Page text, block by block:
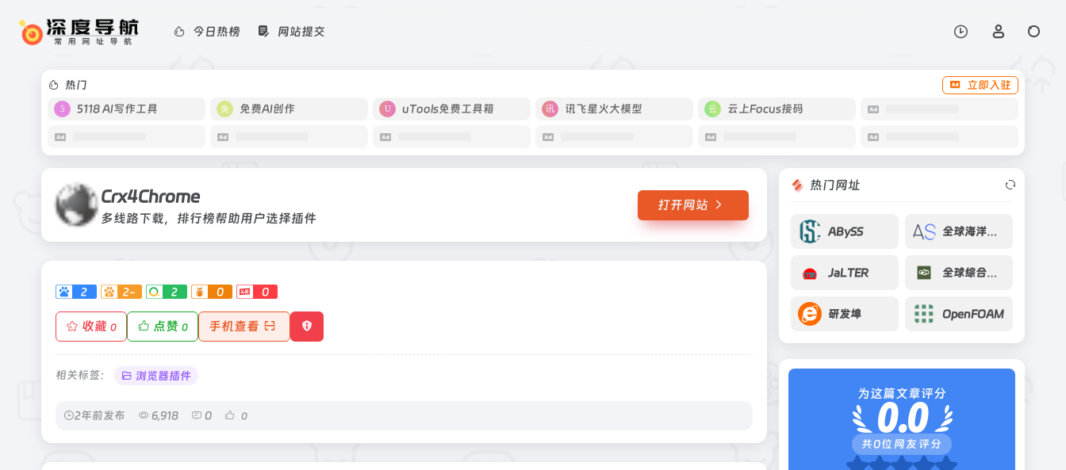
今日热榜 网站提交
热门
立即入驻
5118 AI写作工具
免费AI创作 uTools免费工具箱 讯飞星火大模型 云上Focus接码
Crx4Chrome
多线路下载，排行榜帮助用户选择插件
打开网站
2 2- 2 0 0
收藏 0 点赞 0 手机查看
相关标签： 浏览器插件
2年前发布 6,918 0 0
热门网址
ABySS 全球海洋观测计划ARGO
JaLTER 全球综合地球观测系统GEOSS
研发埠 OpenFOAM
为这篇文章评分
0.0
共0位网友评分